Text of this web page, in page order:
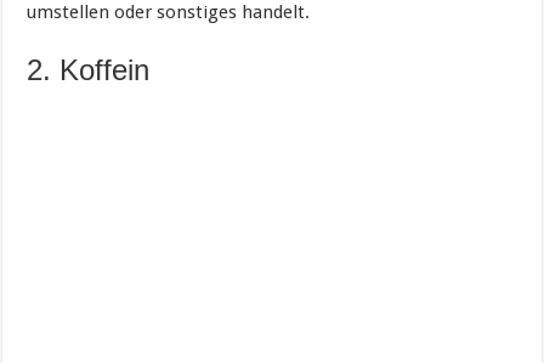
umstellen oder sonstiges handelt.
2. Koffein